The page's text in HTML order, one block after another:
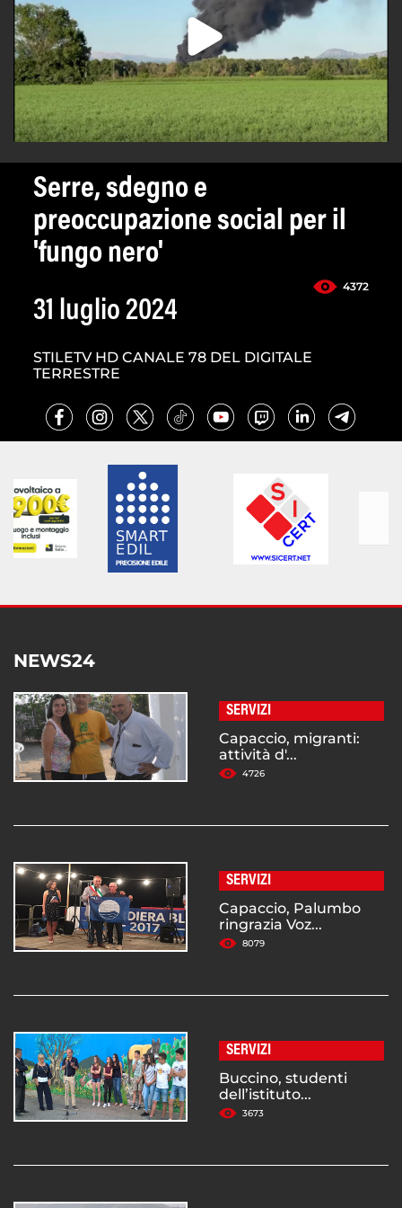
Serre, sdegno e
preoccupazione social per il
'fungo nero'
4372
31 luglio 2024
STILETV HD CANALE 78 DEL DIGITALE
TERRESTRE
NEWS24
SERVIZI
Capaccio, migranti:
attività d'...
4726
SERVIZI
Capaccio, Palumbo
ringrazia Voz...
8079
SERVIZI
Buccino, studenti
dell’istituto...
3673